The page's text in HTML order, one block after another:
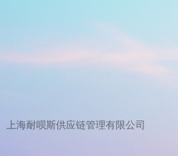
上海耐呗斯供应链管理有限公司